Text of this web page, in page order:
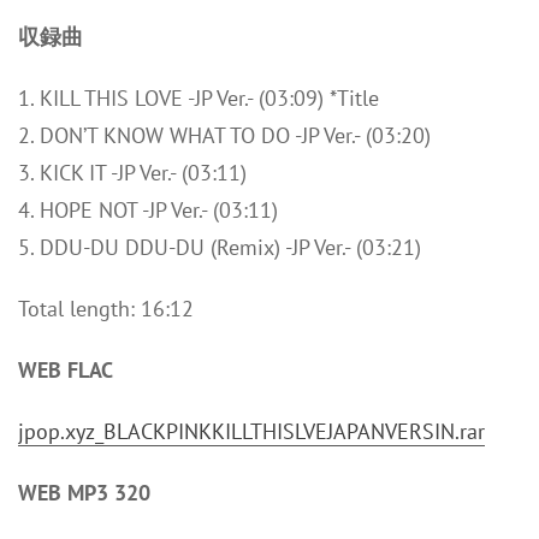
収録曲
1. KILL THIS LOVE -JP Ver.- (03:09) *Title
2. DON’T KNOW WHAT TO DO -JP Ver.- (03:20)
3. KICK IT -JP Ver.- (03:11)
4. HOPE NOT -JP Ver.- (03:11)
5. DDU-DU DDU-DU (Remix) -JP Ver.- (03:21)
Total length: 16:12
WEB FLAC
jpop.xyz_BLACKPINKKILLTHISLVEJAPANVERSIN.rar
WEB MP3 320